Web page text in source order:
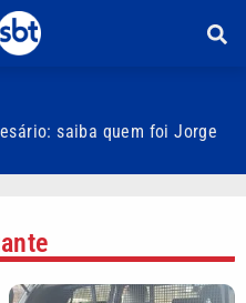
saiba quem foi Jorge